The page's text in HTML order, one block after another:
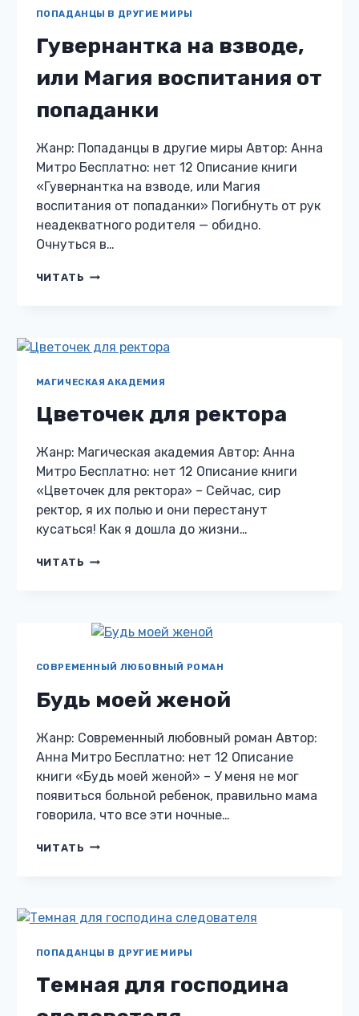
ПОПАДАНЦЫ В ДРУГИЕ МИРЫ
Гувернантка на взводе,
или Магия воспитания от
попаданки
Жанр: Попаданцы в другие миры Автор: Анна
Митро Бесплатно: нет 12 Описание книги
«Гувернантка на взводе, или Магия
воспитания от попаданки» Погибнуть от рук
неадекватного родителя — обидно.
Очнуться в…
ЧИТАТЬ ГУВЕРНАНТКА
ВОСПИТАНИЯ
ПОПАДАНКИ
МАГИЧЕСКАЯ АКАДЕМИЯ
Цветочек для ректора
Жанр: Магическая академия Автор: Анна
Митро Бесплатно: нет 12 Описание книги
«Цветочек для ректора» – Сейчас, сир
ректор, я их полью и они перестанут
кусаться! Как я дошла до жизни…
ЧИТАТЬ ЦВЕТОЧЕК
СОВРЕМЕННЫЙ ЛЮБОВНЫЙ РОМАН
Будь моей женой
Жанр: Современный любовный роман Автор:
Анна Митро Бесплатно: нет 12 Описание
книги «Будь моей женой» – У меня не мог
появиться больной ребенок, правильно мама
говорила, что все эти ночные…
ЧИТАТЬ БУДЬ
ПОПАДАНЦЫ В ДРУГИЕ МИРЫ
Темная для господина